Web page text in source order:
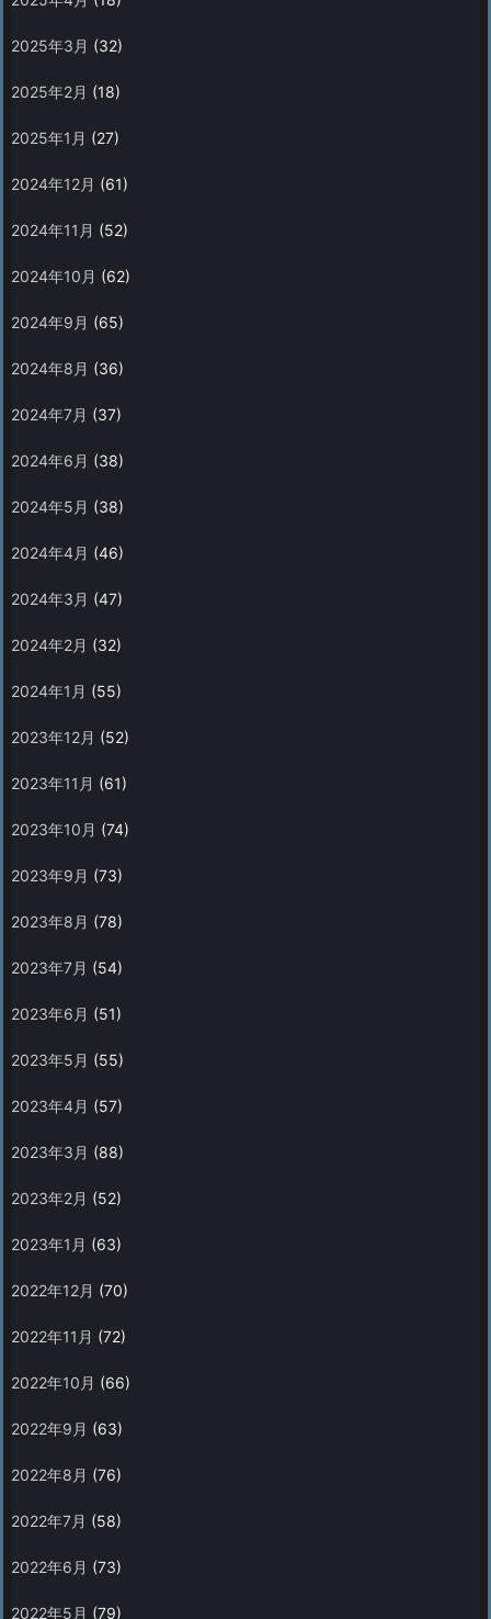
2025年3月 (32)
2025年2月 (18)
2025年1月 (27)
2024年12月 (61)
2024年11月 (52)
2024年10月 (62)
2024年9月 (65)
2024年8月 (36)
2024年7月 (37)
2024年6月 (38)
2024年5月 (38)
2024年4月 (46)
2024年3月 (47)
2024年2月 (32)
2024年1月 (55)
2023年12月 (52)
2023年11月 (61)
2023年10月 (74)
2023年9月 (73)
2023年8月 (78)
2023年7月 (54)
2023年6月 (51)
2023年5月 (55)
2023年4月 (57)
2023年3月 (88)
2023年2月 (52)
2023年1月 (63)
2022年12月 (70)
2022年11月 (72)
2022年10月 (66)
2022年9月 (63)
2022年8月 (76)
2022年7月 (58)
2022年6月 (73)
2022年5月 (79)